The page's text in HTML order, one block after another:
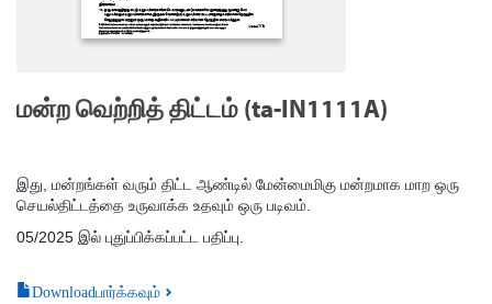
மன்ற வெற்றித் திட்டம் (ta-IN1111A)
இது, மன்றங்கள் வரும் திட்ட ஆண்டில் மேன்மைமிகு மன்றமாக மாற ஒரு
செயல்திட்டத்தை உருவாக்க உதவும் ஒரு படிவம்.
05/2025 இல் புதுப்பிக்கப்பட்ட பதிப்பு.
Downloadபார்க்கவும்